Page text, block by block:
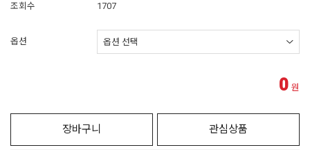
조회수
1707
옵션
0 원
장바구니 관심상품